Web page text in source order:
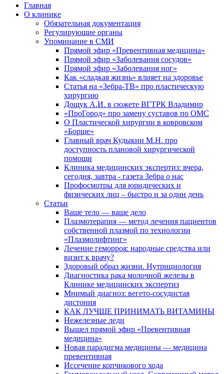
Главная
О клинике
Обязательная документация
Регулирующие органы
Упоминание в СМИ
Прямой эфир «Превентивная медицина»
Прямой эфир «Заболевания сосудов»
Прямой эфир «Заболевания ног»
Как «сладкая жизнь» влияет на здоровье
Статья на «Зебра-ТВ» про пластическую
хирургию
Дощук А.И. в сюжете ВГТРК Владимир
«ПроГород» про замену суставов по ОМС
О Пластической хирургии в ковровском
«Борще»
Главный врач Кудыкин М.Н. про
доступность плановой хирургической
помощи
Клиника медицинских экспертиз: вчера,
сегодня, завтра - газета Зебра о нас
Профосмотры для юридических и
физических лиц – быстро и за один день
Статьи
Ваше тело — ваше дело
Плазмотерапия — метод лечения пациентов
собственной плазмой по технологии
«Плазмолифтинг»
Лечение геморроя: народные средства или
визит к врачу?
Здоровый образ жизни. Нутрициология
Диагностика рака молочной железы в
Клинике медицинских экспертиз
Мнимый диагноз: вегето-сосудистая
дистония
КАК ЛУЧШЕ ПРИНИМАТЬ ВИТАМИНЫ
Нежелезные леди
Вышел прямой эфир «Превентивная
медицина»
Новая парадигма медицины — медицина
превентивная
Иссечение копчикового хода